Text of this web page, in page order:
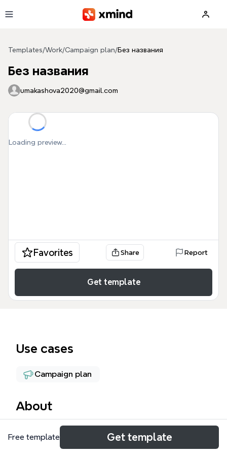
Templates/Work/Campaign plan/Без названия
Без названия
umakashova2020@gmail.com
Loading preview...
Favorites Share Report
Get template
Use cases
Campaign plan
About
Этот шаблон 1 КАСАНИЕ представляет собой
структурированный скрипт для первого
Free template Get template